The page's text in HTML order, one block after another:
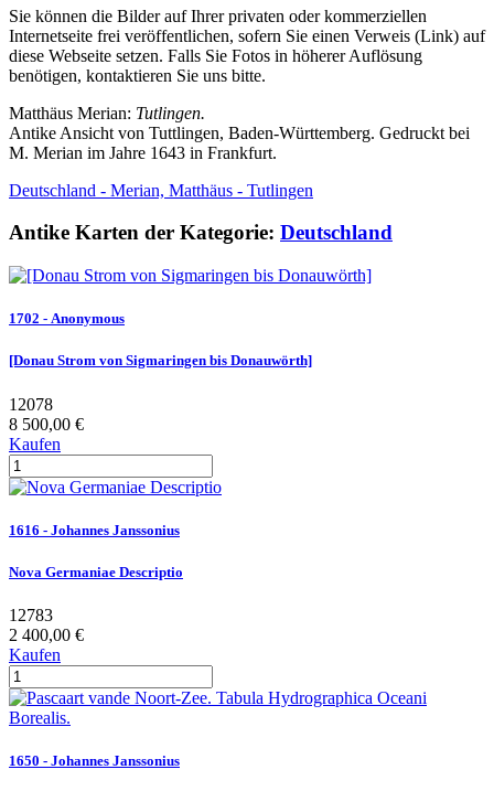
Sie können die Bilder auf Ihrer privaten oder kommerziellen
Internetseite frei veröffentlichen, sofern Sie einen Verweis (Link) auf
diese Webseite setzen. Falls Sie Fotos in höherer Auflösung
benötigen, kontaktieren Sie uns bitte.
Matthäus Merian: Tutlingen.
Antike Ansicht von Tuttlingen, Baden-Württemberg. Gedruckt bei
M. Merian im Jahre 1643 in Frankfurt.
Deutschland - Merian, Matthäus - Tutlingen
Antike Karten der Kategorie: Deutschland
1702 - Anonymous
[Donau Strom von Sigmaringen bis Donauwörth]
12078
8 500,00 €
Kaufen
1616 - Johannes Janssonius
Nova Germaniae Descriptio
12783
2 400,00 €
Kaufen
1650 - Johannes Janssonius